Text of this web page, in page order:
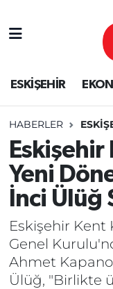
ESKİŞEHİR
HABERLER
Yeni
İnci Ülüğ
Eskişehir Kent
Genel
Ahmet
Ülüğ, "Birlikte